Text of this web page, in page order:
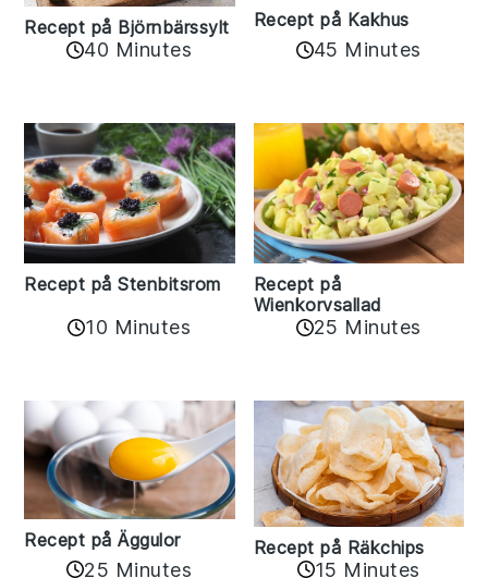
Recept på Björnbärssylt
40 Minutes
Recept på Kakhus
45 Minutes
Recept på Stenbitsrom
10 Minutes
Recept på
Wienkorvsallad
25 Minutes
Recept på Äggulor
25 Minutes
Recept på Räkchips
15 Minutes